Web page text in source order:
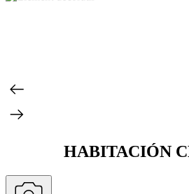
HABITACIÓN